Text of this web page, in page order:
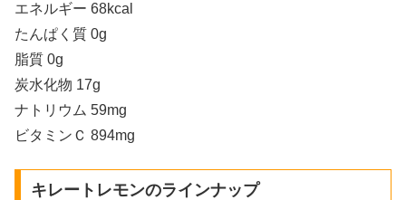
エネルギー 68kcal
たんぱく質 0g
脂質 0g
炭水化物 17g
ナトリウム 59mg
ビタミンＣ 894mg
キレートレモンのラインナップ